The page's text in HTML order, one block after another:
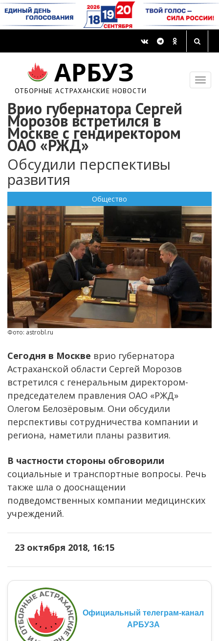
АРБУЗ
ОТБОРНЫЕ АСТРАХАНСКИЕ НОВОСТИ
Врио губернатора Сергей
Морозов встретился в
Москве с гендиректором
ОАО «РЖД»
Обсудили перспективы
развития
Общество
Фото: astrobl.ru
Сегодня в Москве врио губернатора
Астраханской области Сергей Морозов
встретился с генеральным директором-
председателем правления ОАО «РЖД»
Олегом Белозёровым. Они обсудили
перспективы сотрудничества компании и
региона, наметили планы развития.
В частности стороны обговорили
социальные и транспортные вопросы. Речь
также шла о дооснащении
подведомственных компании медицинских
учреждений.
23 октября 2018, 16:15
Официальный телеграм-канал
АРБУЗА